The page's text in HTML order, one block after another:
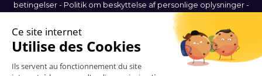
betingelser- Politik om beskyttelse af personlige oplysninger-